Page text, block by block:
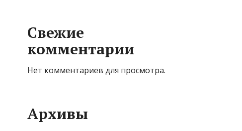
Свежие
комментарии
Нет комментариев для просмотра.
Архивы